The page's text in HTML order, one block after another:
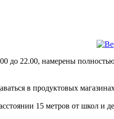
до 22.00, намерены полностью
в продуктовых
15 метров от школ и